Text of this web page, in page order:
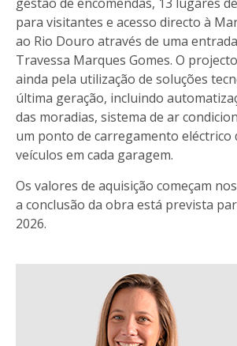
para visitantes e acesso directo à
ao Rio Douro através de uma
Travessa Marques Gomes. O
ainda pela utilização de soluções
última geração, incluindo
das moradias, sistema de ar
um ponto de carregamento eléctrico
veículos em cada garagem.
Os valores de aquisição começam
a conclusão da obra está prevista
2026.